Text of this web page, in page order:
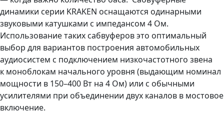
динамики серии KRAKEN оснащаются одинарными
звуковыми катушками с импедансом 4 Ом.
Использование таких сабвуферов это оптимальный
выбор для вариантов построения автомобильных
аудиосистем с подключением низкочастотного звена
к моноблокам начального уровня (выдающим номинал
мощности в 150–400 Вт на 4 Ом) или с обычными
усилителями при объединении двух каналов в мостовое
включение.